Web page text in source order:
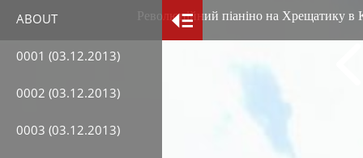
ABOUT
0001 (03.12.2013)
0002 (03.12.2013)
0003 (03.12.2013)
Революційний піаніно на Хрещатику в